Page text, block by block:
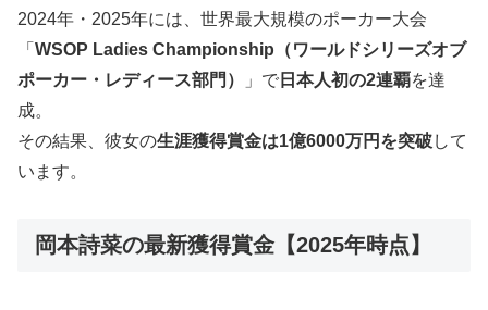
2024年・2025年には、世界最大規模のポーカー大会
「 WSOP Ladies Championship（ワールドシリーズオブ
ポーカー・レディース部門）
」で 日本人初の2連覇を達
成。
その結果、彼女の生涯獲得賞金は1億6000万円を突破して
います。
岡本詩菜の最新獲得賞金【2025年時点】